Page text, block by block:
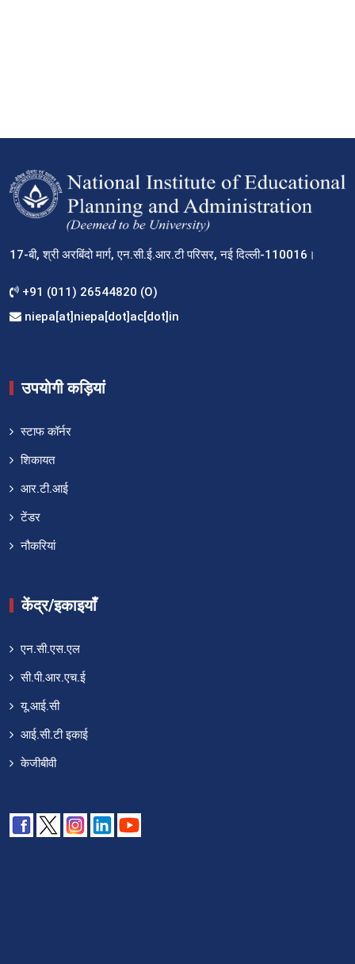
17-बी, श्री अरबिंदो मार्ग, एन.सी.ई.आर.टी परिसर, नई दिल्ली-110016।
+91 (011) 26544820 (O)
niepa[at]niepa[dot]ac[dot]in
उपयोगी कड़ियां
स्टाफ कॉर्नर
शिकायत
आर.टी.आई
टेंडर
नौकरियां
केंद्र/इकाइयाँ
एन.सी.एस.एल
सी.पी.आर.एच.ई
यू.आई.सी
आई.सी.टी इकाई
केजीबीवी